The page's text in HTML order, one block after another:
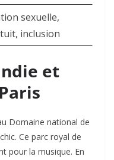
sexuelle,
inclusion
et
Domaine national de
Ce parc royal de
pour la musique. En